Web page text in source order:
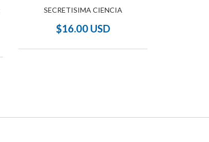
SECRETISIMA CIENCIA
$16.00 USD